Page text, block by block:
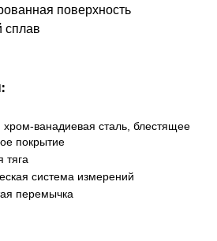
поверхность
сплав
хром-ванадиевая сталь, блестящее
покрытие
тяга
система измерений
перемычка